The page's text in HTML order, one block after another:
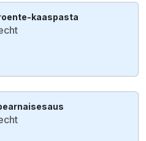
kaaspasta